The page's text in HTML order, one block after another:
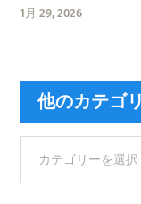
1月 29, 2026
他のカテゴ
カ